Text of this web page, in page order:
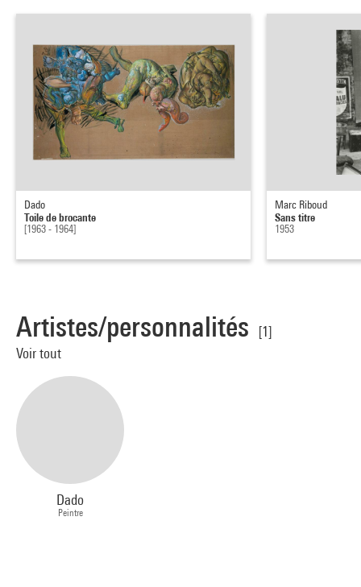
Dado
Toile de brocante
[1963 - 1964]
Marc Riboud
Sans titre
1953
Artistes/personnalités
[1]
Voir tout
Dado
Peintre